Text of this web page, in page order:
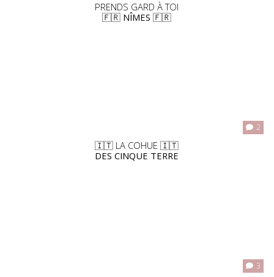
PRENDS GARD À TOI
🇫🇷 NÎMES 🇫🇷
2
🇮🇹 LA COHUE 🇮🇹
DES CINQUE TERRE
3